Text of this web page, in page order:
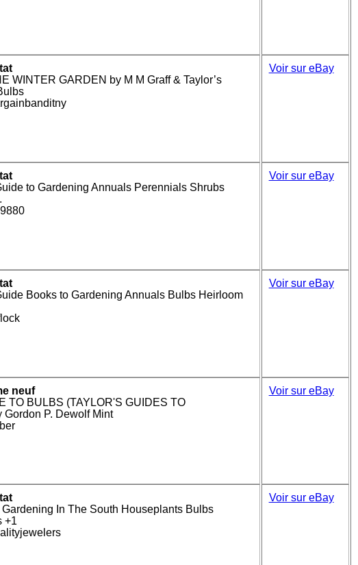
WINTER GARDEN by M M Graff & Taylor’s
Voir sur eBay
to Gardening Annuals Perennials Shrubs
Voir sur eBay
Books to Gardening Annuals Bulbs Heirloom
Voir sur eBay
neuf
TO BULBS (TAYLOR'S GUIDES TO
Gordon P. Dewolf Mint
Voir sur eBay
Gardening In The South Houseplants Bulbs
+1
Voir sur eBay